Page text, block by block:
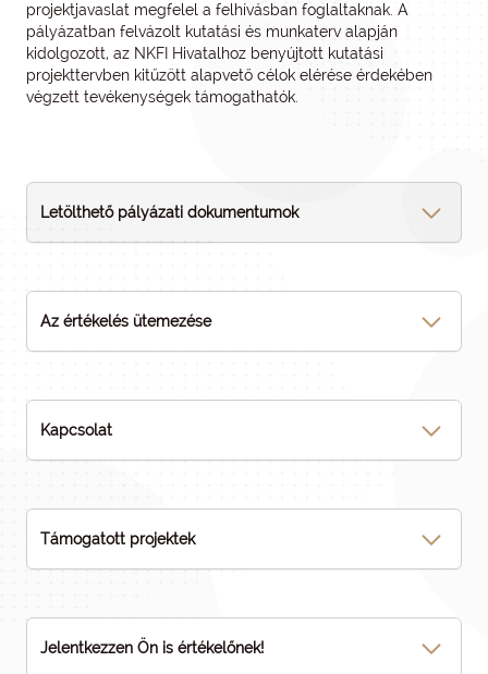
projektjavaslat megfelel a felhívásban foglaltaknak. A
pályázatban felvázolt kutatási és munkaterv alapján
kidolgozott, az NKFI Hivatalhoz benyújtott kutatási
projekttervben kitűzött alapvető célok elérése érdekében
végzett tevékenységek támogathatók.
Letölthető pályázati dokumentumok
Az értékelés ütemezése
Kapcsolat
Támogatott projektek
Jelentkezzen Ön is értékelőnek!